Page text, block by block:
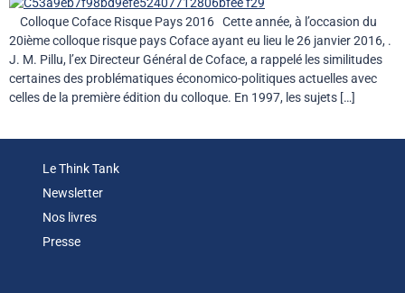
Colloque Coface Risque Pays 2016 Cette année, à l’occasion du
20ième colloque risque pays Coface ayant eu lieu le 26 janvier 2016, .
J. M. Pillu, l’ex Directeur Général de Coface, a rappelé les similitudes
certaines des problématiques économico-politiques actuelles avec
celles de la première édition du colloque. En 1997, les sujets […]
Le Think Tank
Newsletter
Nos livres
Presse